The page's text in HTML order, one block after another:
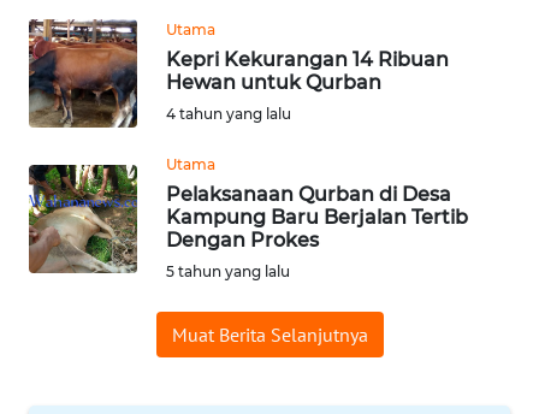
Utama
Kepri Kekurangan 14 Ribuan
Hewan untuk Qurban
4 tahun yang lalu
Utama
Pelaksanaan Qurban di Desa
Kampung Baru Berjalan Tertib
Dengan Prokes
5 tahun yang lalu
Muat Berita Selanjutnya
WN
BANTEN
WN
NTT
WN
KEPRI
PAPUA